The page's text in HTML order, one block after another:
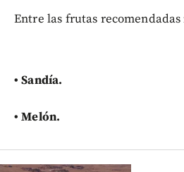
Entre las frutas
• Sandía.
• Melón.